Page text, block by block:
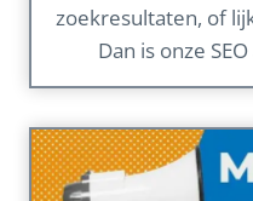
zoekresultaten, of
Dan is onze